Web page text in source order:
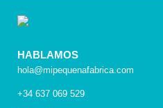
HABLAMOS
hola@mipequenafabrica.com
+34 637 069 529